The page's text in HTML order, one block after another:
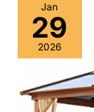
Jan
29
2026